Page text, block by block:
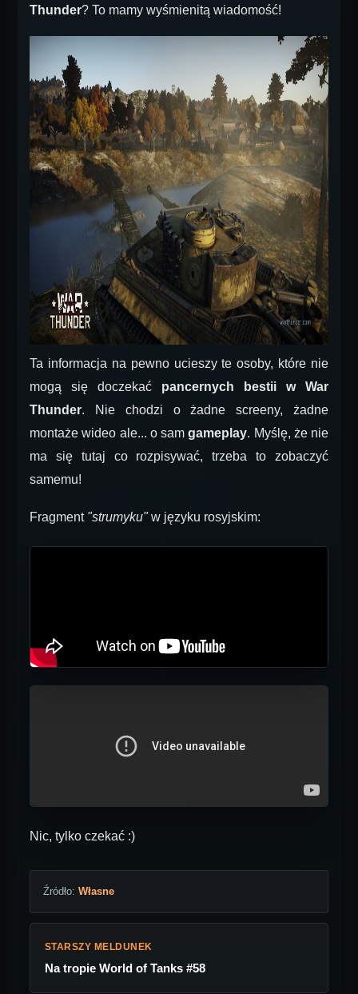
Thunder? To mamy wyśmienitą wiadomość!
Ta informacja na pewno ucieszy te osoby, które nie
mogą się doczekać pancernych bestii w War
Thunder. Nie chodzi o żadne screeny, żadne
montaże wideo ale... o samgameplay. Myślę, że nie
ma się tutaj co rozpisywać, trzeba to zobaczyć
samemu!
Fragment "strumyku"w języku rosyjskim:
Nic, tylko czekać :)
Źródło: Własne
STARSZY MELDUNEK
Na tropie World of Tanks #58